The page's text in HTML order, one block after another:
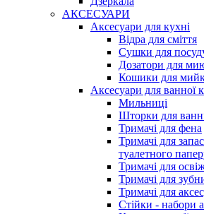
АКСЕСУАРИ
Аксесуари для кухні
Відра для сміття
Сушки для
Дозатори для
Кошики для
Аксесуари для ванної
Мильниці
Шторки для
Тримачі для фена
Тримачі для
туалетного
Тримачі для
Тримачі для
Тримачі для
Стійки - набори